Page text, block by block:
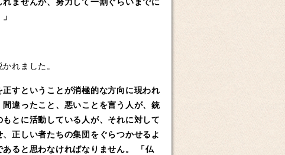
れました。
すということが消極的な方向に現われ
違ったこと、悪いことを言う人が、銃
とに活動している人が、それに対して
正しい者たちの集団をぐらつかせるよ
ると思わなければなりません。 「仏